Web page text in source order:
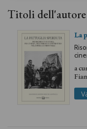
Titoli dell'autore
La
Nelli
a